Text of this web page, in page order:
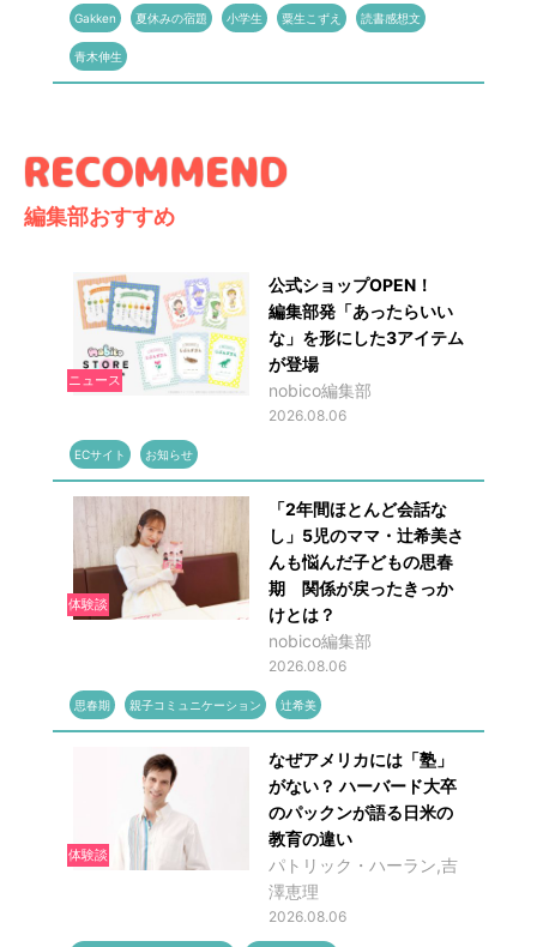
Gakken 夏休みの宿題 小学生 粟生こずえ 読書感想文
青木伸生
編集部おすすめ
ニュース
公式ショップOPEN！
編集部発「あったらいい
な」を形にした3アイテム
が登場
nobico編集部
2026.08.06
ECサイト お知らせ
体験談
「2年間ほとんど会話な
し」5児のママ・辻希美さ
んも悩んだ子どもの思春
期 関係が戻ったきっか
けとは？
nobico編集部
2026.08.06
思春期 親子コミュニケーション 辻希美
体験談
なぜアメリカには「塾」
がない？ ハーバード大卒
のパックンが語る日米の
教育の違い
パトリック・ハーラン,吉
澤恵理
2026.08.06